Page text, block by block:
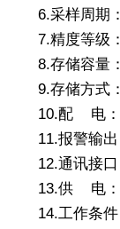
6.采样周期
7.精度等级
8.存储容量
9.存储方式
10.配 电：
11.报警输
12.通讯接
13.供 电：
14.工作条